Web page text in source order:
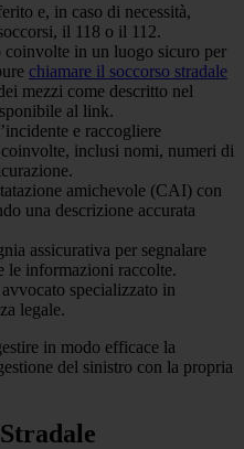
e, in caso di necessità,
il 118 o il 112.
coinvolte in un luogo sicuro per
chiamare il soccorso stradale
mezzi come descritto nel
al link.
e raccogliere
inclusi nomi, numeri di
amichevole (CAI) con
una descrizione accurata
assicurativa per segnalare
le informazioni raccolte.
specializzato in
legale.
in modo efficace la
del sinistro con la propria